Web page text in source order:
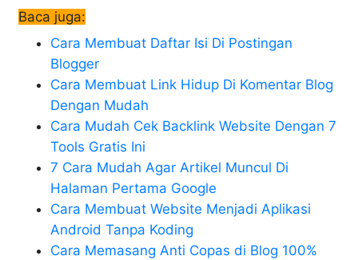
Baca juga:
Cara Membuat Daftar Isi Di Postingan
Blogger
Cara Membuat Link Hidup Di Komentar Blog
Dengan Mudah
Cara Mudah Cek Backlink Website Dengan 7
Tools Gratis Ini
7 Cara Mudah Agar Artikel Muncul Di
Halaman Pertama Google
Cara Membuat Website Menjadi Aplikasi
Android Tanpa Koding
Cara Memasang Anti Copas di Blog 100%